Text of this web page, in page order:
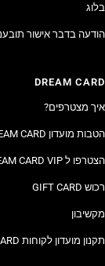
בלוג
הודעה בדבר אישור
DREAM CARD
איך מצטרפים?
הטבות מועדון DREAM CARD
הצטרפו ל DREAM CARD VIP
רכוש GIFT CARD
מקשיבון
תקנון מועדון לקוחות DREAM CARD